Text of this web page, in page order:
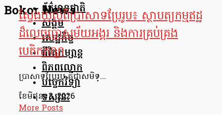
Bokor News
ព័ត៌មានជាតិ
សង្គម
សេដ្ឋកិច្ច
ជីវិតកម្សាន្ត
ពិភពលោក
បច្ចេកវិទ្យា
ទស្សនៈ
ស្វែងយល់ពីប្រាសាទប្រែរូប៖ ស្ថាបត្យកម្មឥដ្ឋ
ដ៏លេចធ្លោសម័យអង្គរ និងការគ្រប់គ្រង
បេតិកភណ្ឌ
ប្រាសាទប្រែរូប គឺជាសមិទ្...
ខែ​មិថុនា 3, 2026
More Posts